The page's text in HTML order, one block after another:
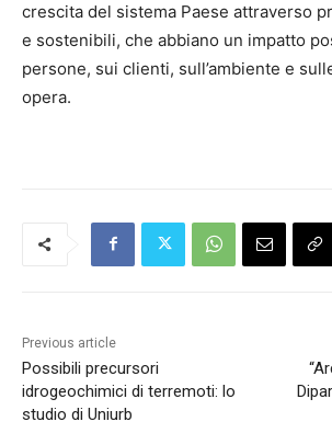
crescita del sistema Paese attraverso
e sostenibili, che abbiano un impatto
persone, sui clienti, sull’ambiente e
opera.
Previous article
Possibili precursori
idrogeochimici di terremoti: lo
studio di Uniurb